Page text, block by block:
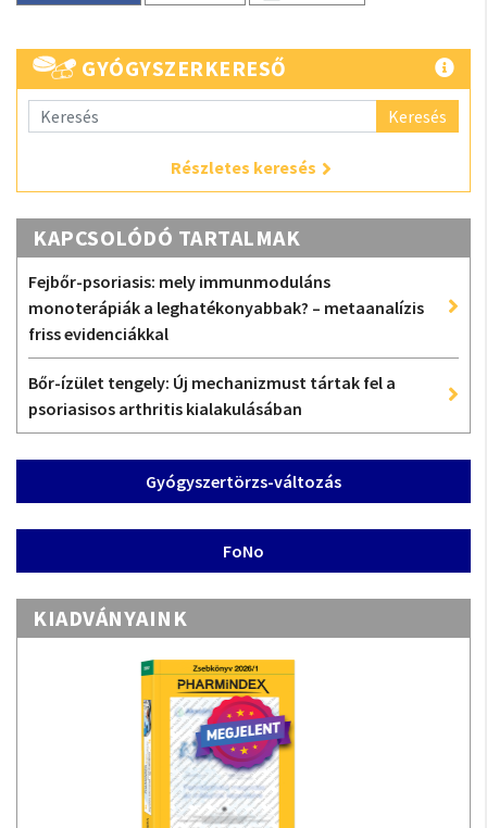
GYÓGYSZERKERESŐ
Keresés
Részletes keresés
KAPCSOLÓDÓ TARTALMAK
Fejbőr-psoriasis: mely immunmoduláns
monoterápiák a leghatékonyabbak? – metaanalízis
friss evidenciákkal
Bőr-ízület tengely: Új mechanizmust tártak fel a
psoriasisos arthritis kialakulásában
Gyógyszertörzs-változás
FoNo
KIADVÁNYAINK